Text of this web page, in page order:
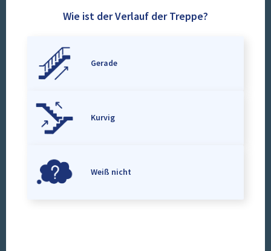
Wie ist der Verlauf der Treppe?
Gerade
Kurvig
Weiß nicht